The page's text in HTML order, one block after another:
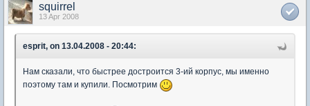
squirrel
13 Apr 2008
esprit, on 13.04.2008 - 20:44:
Нам сказали, что быстрее достроится 3-ий корпус, мы именно
поэтому там и купили. Посмотрим